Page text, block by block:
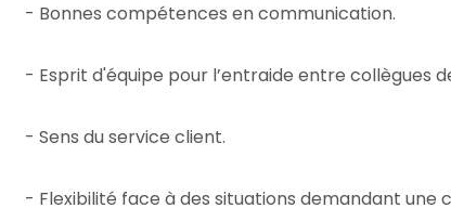
- Bonnes compétences en communication.
- Esprit d'équipe pour l’entraide entre collègues
- Sens du service client.
- Flexibilité face à des situations demandant une